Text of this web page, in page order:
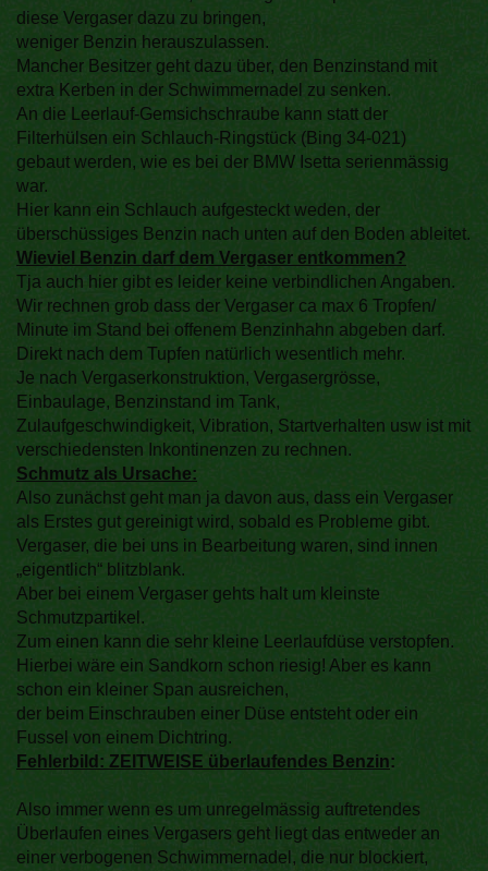
diese Vergaser dazu zu bringen,
weniger Benzin herauszulassen.
Mancher Besitzer geht dazu über, den Benzinstand mit
extra Kerben in der Schwimmernadel zu senken.
An die Leerlauf-Gemsichschraube kann statt der
Filterhülsen ein Schlauch-Ringstück (Bing 34-021)
gebaut werden, wie es bei der BMW Isetta serienmässig
war.
Hier kann ein Schlauch aufgesteckt weden, der
überschüssiges Benzin nach unten auf den Boden ableitet.
Wieviel Benzin darf dem Vergaser entkommen?
Tja auch hier gibt es leider keine verbindlichen Angaben.
Wir rechnen grob dass der Vergaser ca max 6 Tropfen/
Minute im Stand bei offenem Benzinhahn abgeben darf.
Direkt nach dem Tupfen natürlich wesentlich mehr.
Je nach Vergaserkonstruktion, Vergasergrösse,
Einbaulage, Benzinstand im Tank,
Zulaufgeschwindigkeit, Vibration, Startverhalten usw ist mit
verschiedensten Inkontinenzen zu rechnen.
Schmutz als Ursache:
Also zunächst geht man ja davon aus, dass ein Vergaser
als Erstes gut gereinigt wird, sobald es Probleme gibt.
Vergaser, die bei uns in Bearbeitung waren, sind innen
„eigentlich“ blitzblank.
Aber bei einem Vergaser gehts halt um kleinste
Schmutzpartikel.
Zum einen kann die sehr kleine Leerlaufdüse verstopfen.
Hierbei wäre ein Sandkorn schon riesig! Aber es kann
schon ein kleiner Span ausreichen,
der beim Einschrauben einer Düse entsteht oder ein
Fussel von einem Dichtring.
Fehlerbild: ZEITWEISE überlaufendes Benzin:
Also immer wenn es um unregelmässig auftretendes
Überlaufen eines Vergasers geht liegt das entweder an
einer verbogenen Schwimmernadel, die nur blockiert,